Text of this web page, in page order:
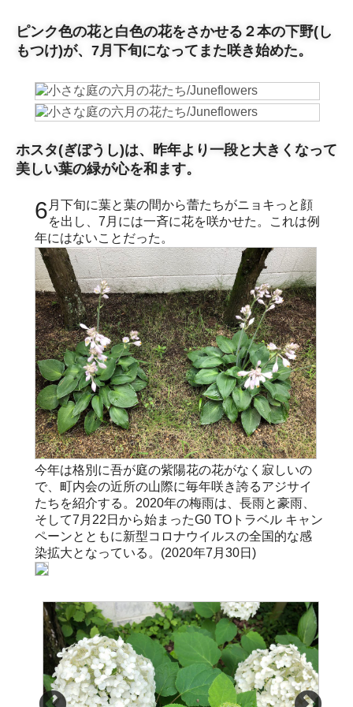
ピンク色の花と白色の花をさかせる２本の下野(し
もつけ)が、7月下旬になってまた咲き始めた。
ホスタ(ぎぼうし)は、昨年より一段と大きくなって
美しい葉の緑が心を和ます。
6月下旬に葉と葉の間から蕾たちがニョキっと顔を出し、7月には一斉に花を咲かせた。これは例
年にはないことだった。
今年は格別に吾が庭の紫陽花の花がなく寂しいの
で、町内会の近所の山際に毎年咲き誇るアジサイ
たちを紹介する。2020年の梅雨は、長雨と豪雨、
そして7月22日から始まったG0 TOトラベル キャン
ペーンとともに新型コロナウイルスの全国的な感
染拡大となっている。(2020年7月30日)